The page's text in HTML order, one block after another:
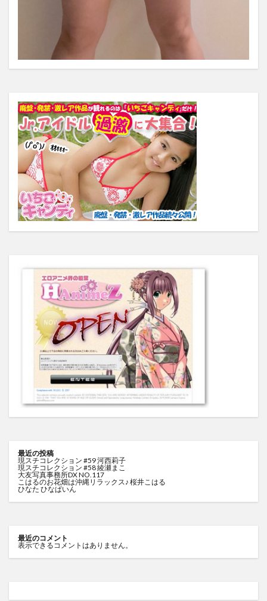
最近の投稿
現スチコレクション #59 河西莉子
現スチコレクション #58 綾瀬まこ
大友写真事務所DX NO.117
こはるのお花畑は沖縄リラックス♪ 桜井こはる
ひなた ひなぱいん
最近のコメント
表示できるコメントはありません。